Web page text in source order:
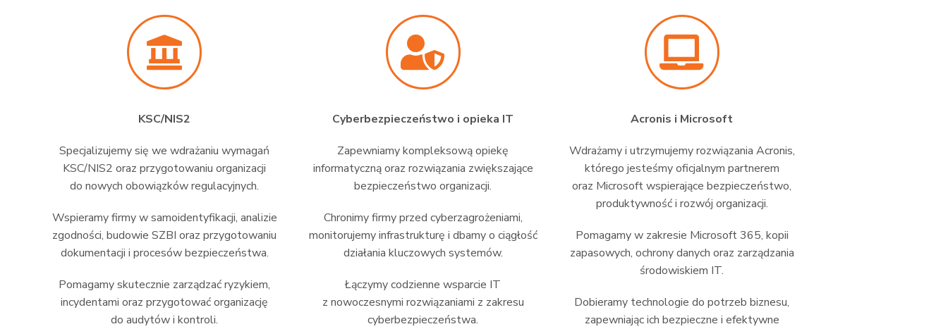
KSC/NIS2
Specjalizujemy się we wdrażaniu wymagań
KSC/NIS2 oraz przygotowaniu organizacji
do nowych obowiązków regulacyjnych.
Wspieramy firmy w samoidentyfikacji, analizie
zgodności, budowie SZBI oraz przygotowaniu
dokumentacji i procesów bezpieczeństwa.
Pomagamy skutecznie zarządzać ryzykiem,
incydentami oraz przygotować organizację
do audytów i kontroli.
Cyberbezpieczeństwo i opieka IT
Zapewniamy kompleksową opiekę
informatyczną oraz rozwiązania zwiększające
bezpieczeństwo organizacji.
Chronimy firmy przed cyberzagrożeniami,
monitorujemy infrastrukturę i dbamy o ciągłość
działania kluczowych systemów.
Łączymy codzienne wsparcie IT
z nowoczesnymi rozwiązaniami z zakresu
cyberbezpieczeństwa.
Acronis i Microsoft
Wdrażamy i utrzymujemy rozwiązania Acronis,
którego jesteśmy oficjalnym partnerem
oraz Microsoft wspierające bezpieczeństwo,
produktywność i rozwój organizacji.
Pomagamy w zakresie Microsoft 365, kopii
zapasowych, ochrony danych oraz zarządzania
środowiskiem IT.
Dobieramy technologie do potrzeb biznesu,
zapewniając ich bezpieczne i efektywne